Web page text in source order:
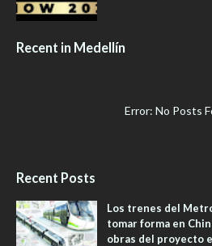
Recent in Medellín
Error: No Posts
Recent Posts
Los trenes del
tomar forma en
obras del proyecto